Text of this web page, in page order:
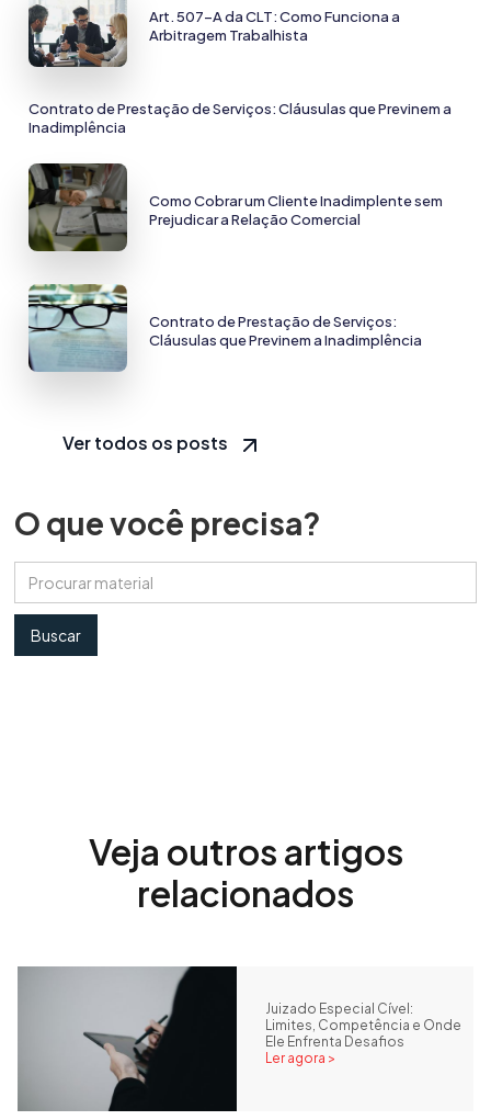
Art. 507-A da CLT: Como Funciona a
Arbitragem Trabalhista
Contrato de Prestação de Serviços: Cláusulas que Previnem a
Inadimplência
Como Cobrar um Cliente Inadimplente sem
Prejudicar a Relação Comercial
Contrato de Prestação de Serviços:
Cláusulas que Previnem a Inadimplência
Ver todos os posts
O que você precisa?
Veja outros artigos
relacionados
Juizado Especial Cível:
Limites, Competência e Onde
Ele Enfrenta Desafios
Ler agora >